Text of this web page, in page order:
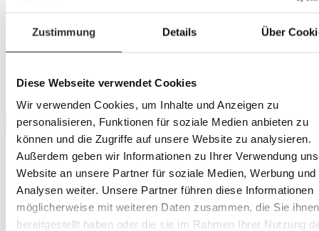
Zustimmung Details Über
Diese Webseite verwendet Cookies
Wir verwenden Cookies, um Inhalte und Anzeigen zu
personalisieren, Funktionen für soziale Medien anbieten zu
können und die Zugriffe auf unsere Website zu analysieren.
Außerdem geben wir Informationen zu Ihrer Verwendung
Website an unsere Partner für soziale Medien, Werbung und
Analysen weiter. Unsere Partner führen diese Informationen
möglicherweise mit weiteren Daten zusammen, die Sie ihnen
bereitgestellt haben oder die sie im Rahmen Ihrer Nutzung